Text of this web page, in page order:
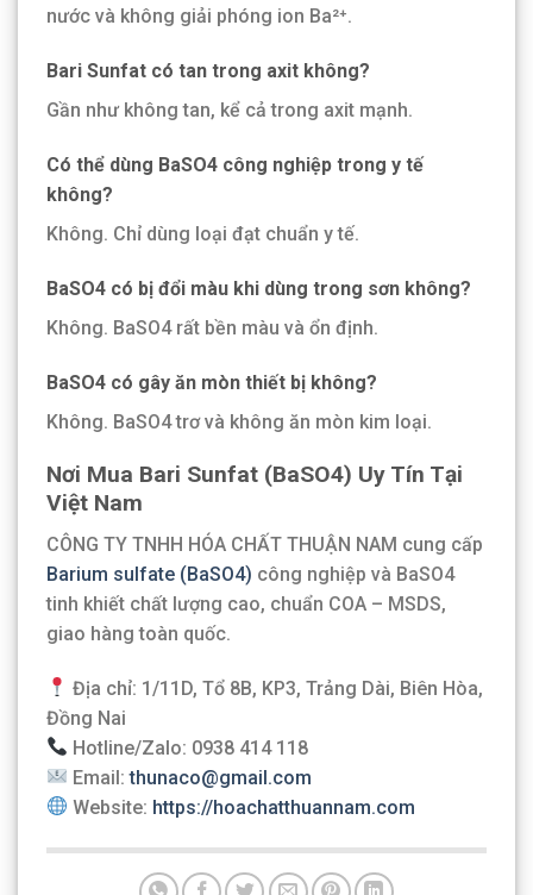
nước và không giải phóng ion Ba²⁺.
Bari Sunfat có tan trong axit không?
Gần như không tan, kể cả trong axit mạnh.
Có thể dùng BaSO4 công nghiệp trong y tế
không?
Không. Chỉ dùng loại đạt chuẩn y tế.
BaSO4 có bị đổi màu khi dùng trong sơn không?
Không. BaSO4 rất bền màu và ổn định.
BaSO4 có gây ăn mòn thiết bị không?
Không. BaSO4 trơ và không ăn mòn kim loại.
Nơi Mua Bari Sunfat (BaSO4) Uy Tín Tại
Việt Nam
CÔNG TY TNHH HÓA CHẤT THUẬN NAM cung cấp
Barium sulfate (BaSO4) công nghiệp và BaSO4
tinh khiết chất lượng cao, chuẩn COA – MSDS,
giao hàng toàn quốc.
Địa chỉ: 1/11D, Tổ 8B, KP3, Trảng Dài, Biên Hòa,
Đồng Nai
Hotline/Zalo: 0938 414 118
Email:thunaco@gmail.com
Website: https://hoachatthuannam.com